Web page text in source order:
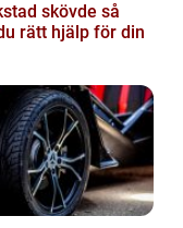
skövde så
rätt hjälp för din